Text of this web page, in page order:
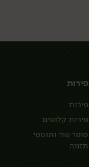
פירות
פירות
פירות קלופים
סופר פוד ותוספי
תזונה